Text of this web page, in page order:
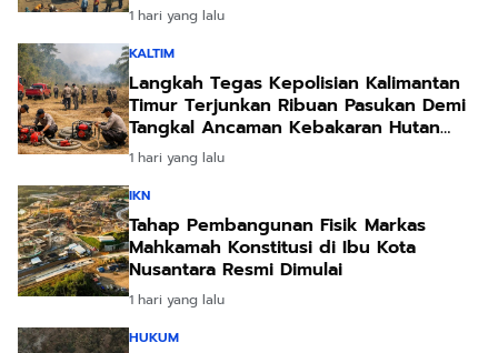
1 hari yang lalu
KALTIM
Langkah Tegas Kepolisian Kalimantan
Timur Terjunkan Ribuan Pasukan Demi
Tangkal Ancaman Kebakaran Hutan
Akibat Kemarau Ekstrem
1 hari yang lalu
IKN
Tahap Pembangunan Fisik Markas
Mahkamah Konstitusi di Ibu Kota
Nusantara Resmi Dimulai
1 hari yang lalu
HUKUM